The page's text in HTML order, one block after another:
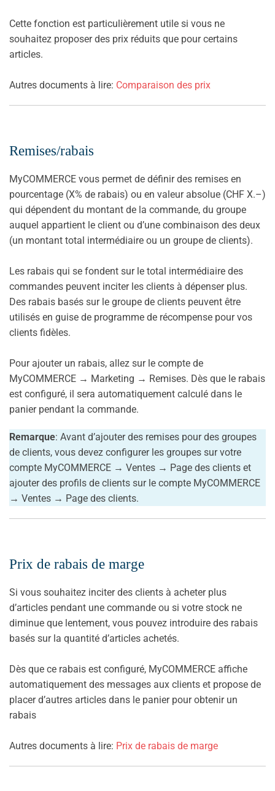
Cette fonction est particulièrement utile si vous ne
souhaitez proposer des prix réduits que pour certains
articles.
Autres documents à lire: Comparaison des prix
Remises/rabais
MyCOMMERCE vous permet de définir des remises en
pourcentage (X% de rabais) ou en valeur absolue (CHF X.–)
qui dépendent du montant de la commande, du groupe
auquel appartient le client ou d’une combinaison des deux
(un montant total intermédiaire ou un groupe de clients).
Les rabais qui se fondent sur le total intermédiaire des
commandes peuvent inciter les clients à dépenser plus.
Des rabais basés sur le groupe de clients peuvent être
utilisés en guise de programme de récompense pour vos
clients fidèles.
Pour ajouter un rabais, allez sur le compte de
MyCOMMERCE → Marketing → Remises. Dès que le rabais
est configuré, il sera automatiquement calculé dans le
panier pendant la commande.
Remarque: Avant d’ajouter des remises pour des groupes
de clients, vous devez configurer les groupes sur votre
compte MyCOMMERCE → Ventes → Page des clients et
ajouter des profils de clients sur le compte MyCOMMERCE
→ Ventes → Page des clients.
Prix de rabais de marge
Si vous souhaitez inciter des clients à acheter plus
d’articles pendant une commande ou si votre stock ne
diminue que lentement, vous pouvez introduire des rabais
basés sur la quantité d’articles achetés.
Dès que ce rabais est configuré, MyCOMMERCE affiche
automatiquement des messages aux clients et propose de
placer d’autres articles dans le panier pour obtenir un
rabais
Autres documents à lire: Prix de rabais de marge